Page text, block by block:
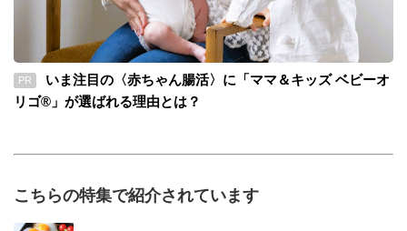
PR
いま注目の〈赤ちゃん腸活〉に「ママ＆キッズ ベビーオ
リゴ®」が選ばれる理由とは？
こちらの特集で紹介されています